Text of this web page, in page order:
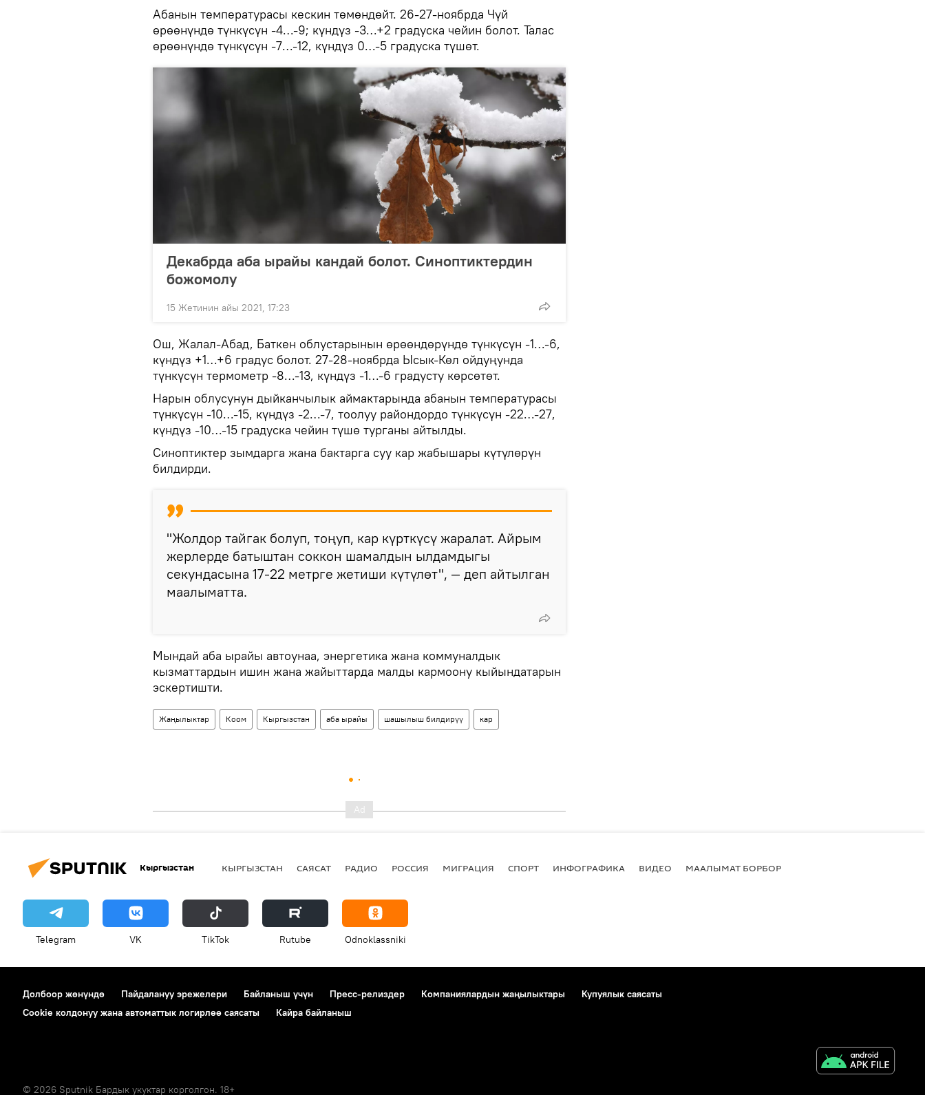
Абанын температурасы кескин төмөндөйт. 26-27-ноябрда Чүй
өрөөнүндө түнкүсүн -4…-9; күндүз -3…+2 градуска чейин болот. Талас
өрөөнүндө түнкүсүн -7…-12, күндүз 0…-5 градуска түшөт.
Декабрда аба ырайы кандай болот. Синоптиктердин
божомолу
15 Жетинин айы 2021, 17:23
Ош, Жалал-Абад, Баткен облустарынын өрөөндөрүндө түнкүсүн -1…-6,
күндүз +1…+6 градус болот. 27-28-ноябрда Ысык-Көл ойдуңунда
түнкүсүн термометр -8…-13, күндүз -1…-6 градусту көрсөтөт.
Нарын облусунун дыйканчылык аймактарында абанын температурасы
түнкүсүн -10…-15, күндүз -2…-7, тоолуу райондордо түнкүсүн -22…-27,
күндүз -10…-15 градуска чейин түшө турганы айтылды.
Синоптиктер зымдарга жана бактарга суу кар жабышары күтүлөрүн
билдирди.
"Жолдор тайгак болуп, тоңуп, кар күрткүсү жаралат. Айрым
жерлерде батыштан соккон шамалдын ылдамдыгы
секундасына 17-22 метрге жетиши күтүлөт", — деп айтылган
маалыматта.
Мындай аба ырайы автоунаа, энергетика жана коммуналдык
кызматтардын ишин жана жайыттарда малды кармоону кыйындатарын
эскертишти.
Жаңылыктар Коом Кыргызстан аба ырайы шашылыш билдирүү кар
Кыргызстан КЫРГЫЗСТАН САЯСАТ РАДИО РОССИЯ МИГРАЦИЯ СПОРТ ИНФОГРАФИКА ВИДЕО МААЛЫМАТ БОРБОР
Telegram VK ТikТоk Rutube Odnoklassniki
Долбоор жөнүндө Пайдалануу эрежелери Байланыш үчүн Пресс-релиздер Компаниялардын жаңылыктары
Купуялык саясаты
Cookie колдонуу жана автоматтык логирлөө саясаты
Кайра байланыш
© 2026 Sputnik Бардык укуктар корголгон. 18+